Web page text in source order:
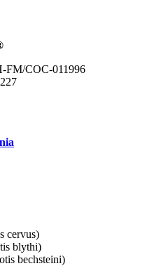
FM/COC-011996
cervus)
blythi)
bechsteini)